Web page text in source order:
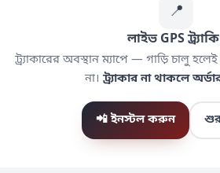
📍
লাইভ GPS
ট্র্যাকারের অবস্থান ম্যাপে — গাড়ি চালু
না।ট্র্যাকার না থাকলে
📲 ইনস্টল করুন